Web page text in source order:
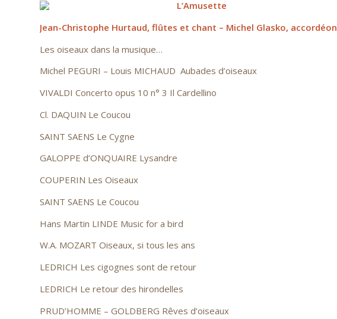
L’Amusette
Jean-Christophe Hurtaud, flûtes et chant – Michel Glasko, accordéon
Les oiseaux dans la musique…
Michel PEGURI – Louis MICHAUD Aubades d’oiseaux
VIVALDI Concerto opus 10 n° 3 Il Cardellino
Cl. DAQUIN Le Coucou
SAINT SAENS Le Cygne
GALOPPE d’ONQUAIRE Lysandre
COUPERIN Les Oiseaux
SAINT SAENS Le Coucou
Hans Martin LINDE Music for a bird
W.A. MOZART Oiseaux, si tous les ans
LEDRICH Les cigognes sont de retour
LEDRICH Le retour des hirondelles
PRUD’HOMME – GOLDBERG Rêves d’oiseaux